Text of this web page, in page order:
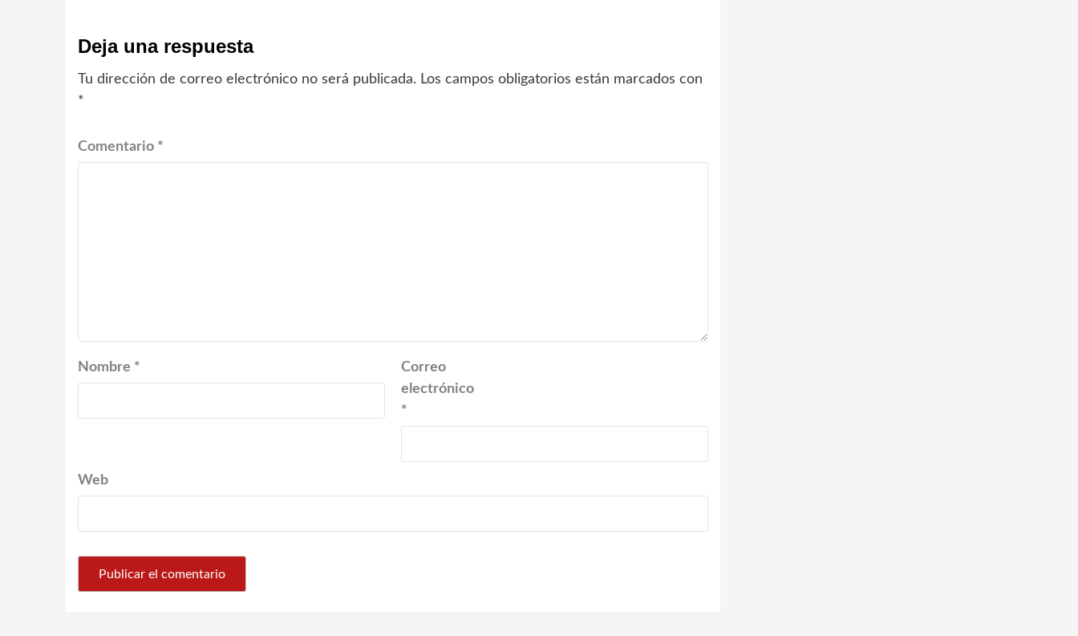
Deja una respuesta
Tu dirección de correo electrónico no será publicada. Los campos obligatorios están marcados con
*
Comentario *
Nombre *
Correo
electrónico
*
Web